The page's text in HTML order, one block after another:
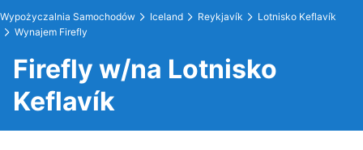
Wypożyczalnia Samochodów Iceland Reykjavík
Lotnisko Keflavík
Wynajem Firefly
Firefly w/na Lotnisko
Keflavík